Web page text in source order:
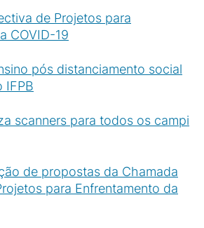
de Projetos para
COVID-19
pós distanciamento social
IFPB
scanners para todos os campi
de propostas da Chamada
para Enfrentamento da